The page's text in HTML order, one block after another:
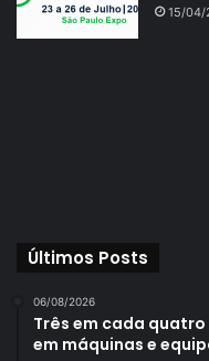
15/04/
Últimos Posts
06/08/2026
Três em cada
em máquinas e